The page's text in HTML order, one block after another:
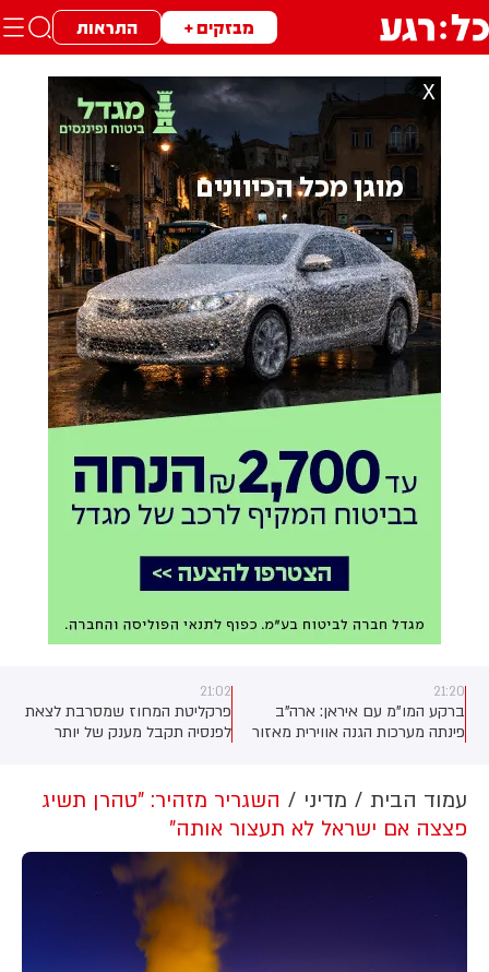
מבזקים + התראות
X
21:20
ברקע המו"מ עם איראן: ארה"ב
פינתה מערכות הגנה אווירית מאזור
עם זה לנוכח התקיפות האיראניות,
אבל לא זכינו לאוזן קשבת
21:02
פרקליטת המחוז שמסרבת לצאת
לפנסיה תקבל מענק של יותר
עמוד הבית מדיני
השגריר מזהיר: "טהרן תשיג
פצצה אם ישראל לא תעצור אותה"